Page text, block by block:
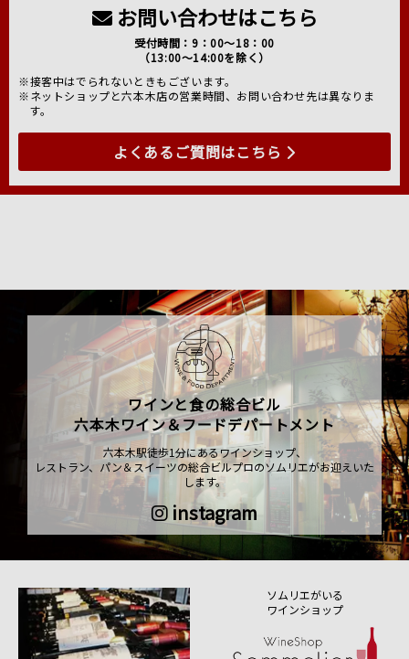
お問い合わせはこちら
受付時間：9：00～18：00
（13:00～14:00を除く）
※接客中はでられないときもございます。
※ネットショップと六本木店の営業時間、お問い合わせ先は異なりま
す。
よくあるご質問はこちら
ワインと食の総合ビル
六本木ワイン＆フードデパートメント
六本木駅徒歩1分にあるワインショップ、
レストラン、パン＆スイーツの総合ビルプロのソムリエがお迎えいた
します。
instagram
ソムリエがいる
ワインショップ